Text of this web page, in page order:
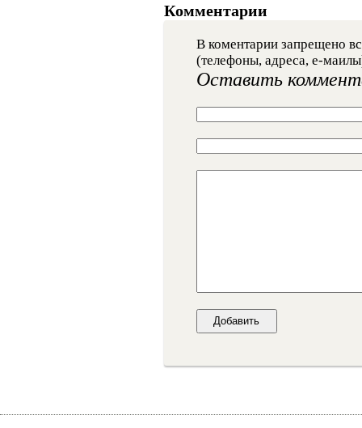
Комментарии
В коментарии запрещено
(телефоны, адреса, е-
Оставить